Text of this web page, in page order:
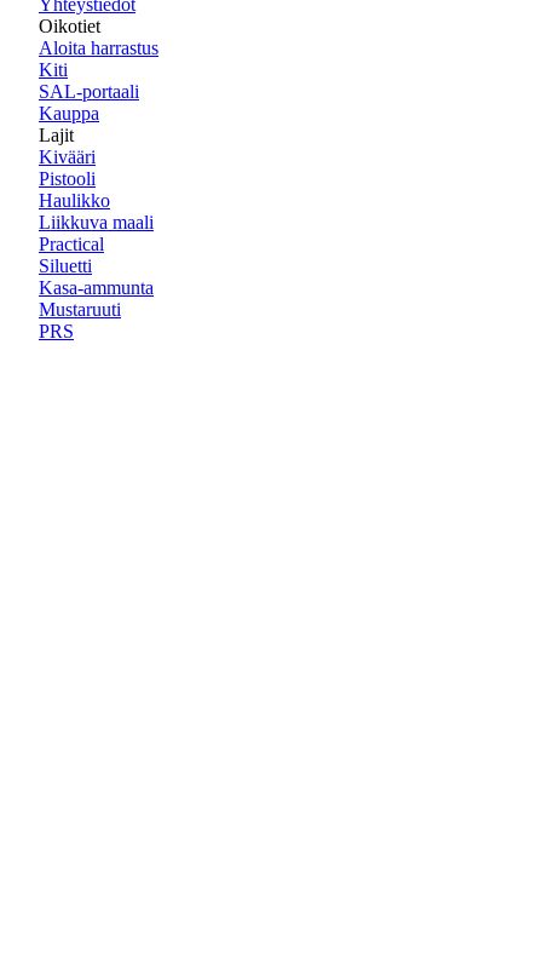
Yhteystiedot
Oikotiet
Aloita harrastus
Kiti
SAL-portaali
Kauppa
Lajit
Kivääri
Pistooli
Haulikko
Liikkuva maali
Practical
Siluetti
Kasa-ammunta
Mustaruuti
PRS